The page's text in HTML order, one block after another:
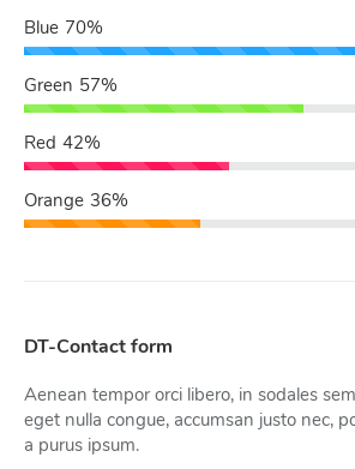
Blue 70%
Green 57%
Red 42%
Orange 36%
DT-Contact form
Aenean tempor orci libero, in sodales
eget nulla congue, accumsan justo nec,
a purus ipsum.